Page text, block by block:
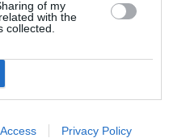
of my
with the
collected.
Privacy Policy
! :-\